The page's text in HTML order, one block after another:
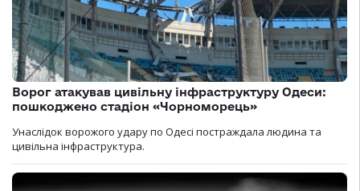
Ворог атакував цивільну інфраструктуру Одеси:
пошкоджено стадіон «Чорноморець»
Унаслідок ворожого удару по Одесі постраждала людина та
цивільна інфраструктура.